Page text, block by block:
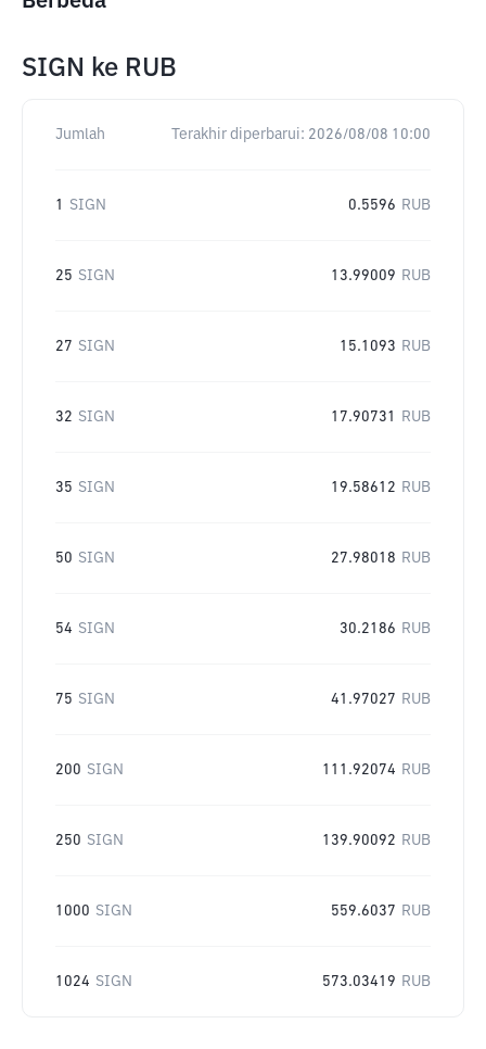
SIGN ke RUB
Jumlah Terakhir diperbarui: 2026/08/08 10:00
1 SIGN 0.5596 RUB
25 SIGN 13.99009 RUB
27 SIGN 15.1093 RUB
32 SIGN 17.90731 RUB
35 SIGN 19.58612 RUB
50 SIGN 27.98018 RUB
54 SIGN 30.2186 RUB
75 SIGN 41.97027 RUB
200 SIGN 111.92074 RUB
250 SIGN 139.90092 RUB
1000 SIGN 559.6037 RUB
1024 SIGN 573.03419 RUB